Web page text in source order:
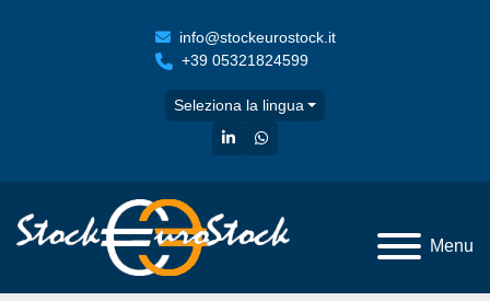
info@stockeurostock.it
+39 05321824599
Seleziona la lingua
linkedinwhatsapp
Menu